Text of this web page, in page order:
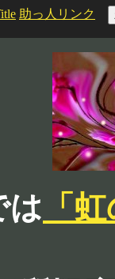
助っ人リンク
は 「